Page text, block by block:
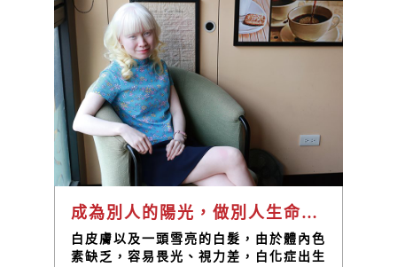
成為別人的陽光，做別人生命裡的天使 / 顏妤安
白皮膚以及一頭雪亮的白髮，由於體內色
素缺乏，容易畏光、視力差，白化症出生